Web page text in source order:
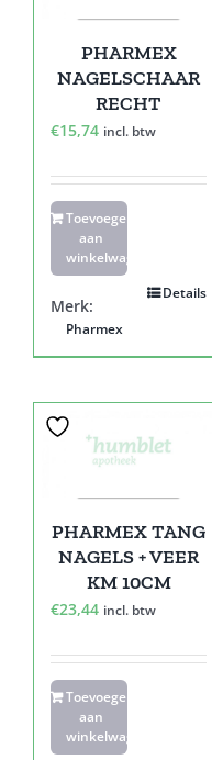
PHARMEX
NAGELSCHAAR
RECHT
€15,74 incl. btw
Toevoegen
aan
winkelwagen
Details
Merk:
Pharmex
PHARMEX TANG
NAGELS + VEER
KM 10CM
€23,44 incl. btw
Toevoegen
aan
winkelwagen